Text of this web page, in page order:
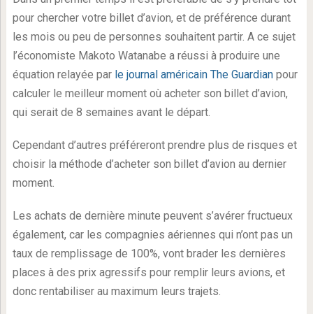
pour chercher votre billet d’avion, et de préférence durant
les mois ou peu de personnes souhaitent partir. A ce sujet
l’économiste Makoto Watanabe a réussi à produire une
équation relayée par le journal américain The Guardianpour
calculer le meilleur moment où acheter son billet d’avion,
qui serait de 8 semaines avant le départ.
Cependant d’autres préféreront prendre plus de risques et
choisir la méthode d’acheter son billet d’avion au dernier
moment.
Les achats de dernière minute peuvent s’avérer fructueux
également, car les compagnies aériennes qui n’ont pas un
taux de remplissage de 100%, vont brader les dernières
places à des prix agressifs pour remplir leurs avions, et
donc rentabiliser au maximum leurs trajets.